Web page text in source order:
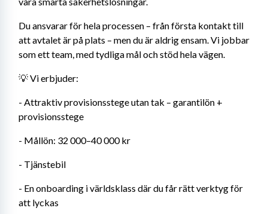
Du ansvarar för hela processen – från första kontakt till
att avtalet är på plats – men du är aldrig ensam. Vi jobbar
som ett team, med tydliga mål och stöd hela vägen.
💡 Vi erbjuder:
- Attraktiv provisionsstege utan tak – garantilön +
provisionsstege
- Mållön: 32 000–40 000 kr
- Tjänstebil
- En onboarding i världsklass där du får rätt verktyg för
att lyckas